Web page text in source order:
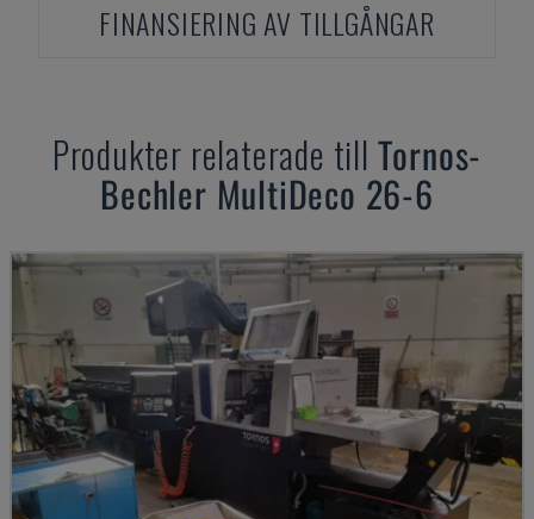
FINANSIERING AV TILLGÅNGAR
Produkter relaterade till Tornos-
Bechler MultiDeco 26-6